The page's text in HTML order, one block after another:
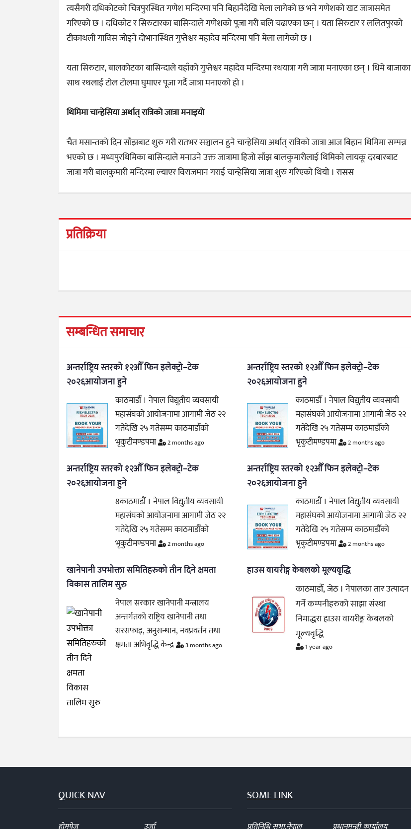
त्यसैगरी दधिकोटको चित्रपुरस्थित गणेश मन्दिरमा पनि बिहानैदेखि मेला लागेको छ भने गणेशको खट जात्रासमेत
गरिएको छ । दधिकोट र सिरुटारका बासिन्दाले गणेशको पूजा गरी बलि चढाएका छन् । यता सिरुटार र ललितपुरको
टीकाथली गाविस जोड्ने दोभानस्थित गुप्तेश्वर महादेव मन्दिरमा पनि मेला लागेको छ ।
यता सिरुटार, बालकोटका बासिन्दाले यहाँको गुप्तेश्वर महादेव मन्दिरमा रथयात्रा गरी जात्रा मनाएका छन् । धिमे बाजाका
साथ रथलाई टोल टोलमा घुमाएर पूजा गर्दै जात्रा मनाएको हो ।
थिमिमा चान्हेसिया अर्थात् रात्रिको जात्रा मनाइयो
चैत मसान्तको दिन साँझबाट शुरु गरी रातभर सञ्चालन हुने चान्हेसिया अर्थात् रात्रिको जात्रा आज बिहान थिमिमा सम्पन्न
भएको छ । मध्यपुरथिमिका बासिन्दाले मनाउने उक्त जात्रामा हिजो साँझ बालकुमारीलाई थिमिको लायकू दरबारबाट
जात्रा गरी बालकुमारी मन्दिरमा ल्याएर विराजमान गराई चान्हेसिया जात्रा शुरु गरिएको थियो । रासस
प्रतिक्रिया
सम्बन्धित समाचार
अन्तर्राष्ट्रिय स्तरको १२औँ फिन इलेक्ट्रो–टेक
२०२६आयोजना हुने
काठमाडौँ । नेपाल विद्युतीय व्यवसायी
महासंघको आयोजनामा आगामी जेठ २२
गतेदेखि २५ गतेसम्म काठमाडौँको
भृकुटीमण्डपमा
2 months ago
अन्तर्राष्ट्रिय स्तरको १२औँ फिन इलेक्ट्रो–टेक
२०२६आयोजना हुने
काठमाडौँ । नेपाल विद्युतीय व्यवसायी
महासंघको आयोजनामा आगामी जेठ २२
गतेदेखि २५ गतेसम्म काठमाडौँको
भृकुटीमण्डपमा
2 months ago
अन्तर्राष्ट्रिय स्तरको १२औँ फिन इलेक्ट्रो–टेक
२०२६आयोजना हुने
8काठमाडौँ । नेपाल विद्युतीय व्यवसायी
महासंघको आयोजनामा आगामी जेठ २२
गतेदेखि २५ गतेसम्म काठमाडौँको
भृकुटीमण्डपमा
2 months ago
अन्तर्राष्ट्रिय स्तरको १२औँ फिन इलेक्ट्रो–टेक
२०२६आयोजना हुने
काठमाडौँ । नेपाल विद्युतीय व्यवसायी
महासंघको आयोजनामा आगामी जेठ २२
गतेदेखि २५ गतेसम्म काठमाडौँको
भृकुटीमण्डपमा
2 months ago
खानेपानी उपभोक्ता समितिहरुको तीन दिने क्षमता
विकास तालिम सुरु
नेपाल सरकार खानेपानी मन्त्रालय
अन्तर्गतको राष्ट्रिय खानेपानी तथा
सरसफाइ, अनुसन्धान, नवप्रवर्तन तथा
क्षमता अभिवृद्धि केन्द्र
3 months ago
हाउस वायरीङ्ग केबलको मूल्यवृद्धि
काठमाडौँ, जेठ । नेपालका तार उत्पादन
गर्ने कम्पनीहरुको साझा संस्था
निमाद्धरा हाउस वायरीङ्ग केबलको
मूल्यवृद्धि
1 year ago
QUICK NAV SOME LINK